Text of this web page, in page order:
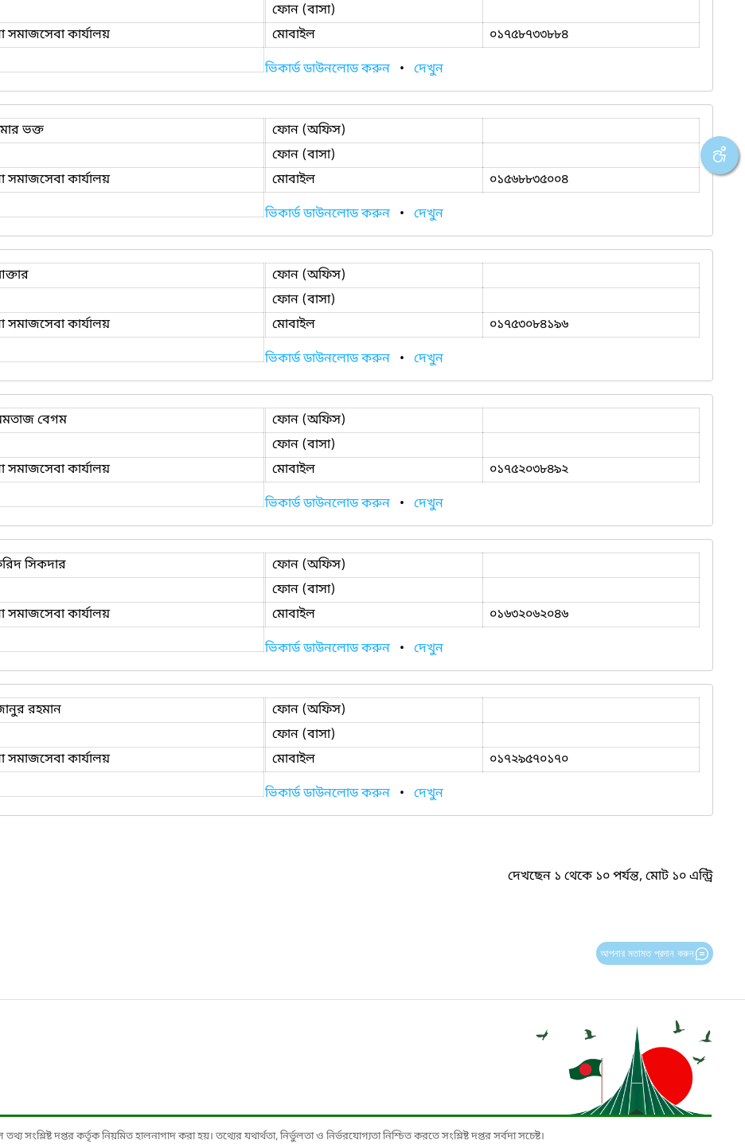
কার্যালয়
ফোন (বাসা)
মোবাইল
০১৭৫৮৭৩৩৮৮৪
ভিকার্ড ডাউনলোড করুন • দেখুন
ভক্ত
কার্যালয়
ফোন (অফিস)
ফোন (বাসা)
মোবাইল
০১৫৬৮৮৩৫০০৪
ভিকার্ড ডাউনলোড করুন • দেখুন
কার্যালয়
ফোন (অফিস)
ফোন (বাসা)
মোবাইল
০১৭৫৩০৮৪১৯৬
ভিকার্ড ডাউনলোড করুন • দেখুন
বেগম
কার্যালয়
ফোন (অফিস)
ফোন (বাসা)
মোবাইল
০১৭৫২০৩৮৪৯২
ভিকার্ড ডাউনলোড করুন • দেখুন
সিকদার
কার্যালয়
ফোন (অফিস)
ফোন (বাসা)
মোবাইল
০১৬৩২০৬২০৪৬
ভিকার্ড ডাউনলোড করুন • দেখুন
রহমান
কার্যালয়
ফোন (অফিস)
ফোন (বাসা)
মোবাইল
০১৭২৯৫৭০১৭০
ভিকার্ড ডাউনলোড করুন • দেখুন
দেখছেন ১ থেকে ১০ পর্যন্ত, মোট ১০ এন্ট্রি
আপনার মতামত প্রদান করুন
সংশ্লিষ্ট দপ্তর কর্তৃক নিয়মিত হালনাগাদ করা হয়। তথ্যের যথার্থতা, নির্ভুলতা ও নির্ভরযোগ্যতা নিশ্চিত করতে সংশ্লিষ্ট দপ্তর সর্বদা সচেষ্ট।